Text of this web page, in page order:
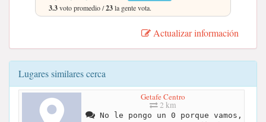
3.3voto promedio /23la gente vota.
Actualizar información
Lugares similares cerca
Getafe Centro
2 km
No le pongo un 0 porque vamos,